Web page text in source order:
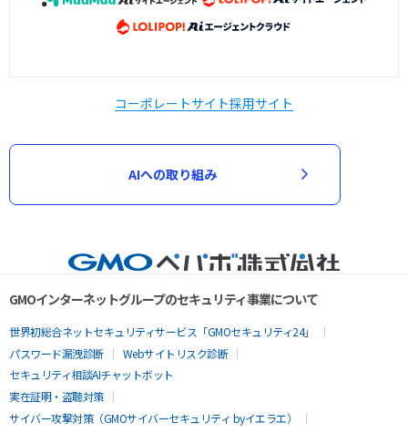
コーポレートサイト採用サイト
AIへの取り組み
GMOインターネットグループのセキュリティ事業について
世界初総合ネットセキュリティサービス「GMOセキュリティ24」
パスワード漏洩診断
Webサイトリスク診断
セキュリティ相談AIチャットボット
実在証明・盗聴対策
サイバー攻撃対策（GMOサイバーセキュリティ byイエラエ）